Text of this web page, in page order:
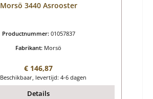
Morsö 3440 Asrooster
Productnummer: 01057837
Fabrikant: Morsö
Normale prijs:
€ 146,87
Beschikbaar, levertijd: 4-6 dagen
Details